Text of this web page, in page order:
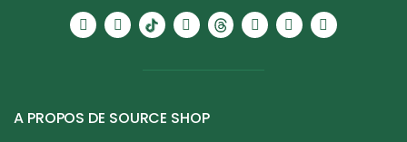
A PROPOS DE SOURCE SHOP